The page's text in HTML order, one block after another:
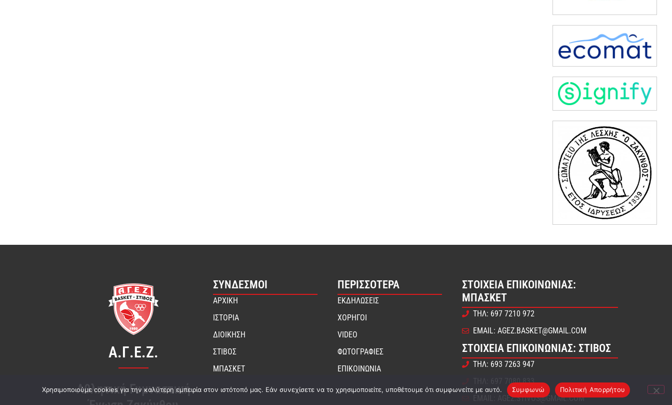
Α.Γ.Ε.Ζ.
Αθλητική Γυμναστική
ΣΎΝΔΕΣΜΟΙ
ΑΡΧΙΚΗ
ΙΣΤΟΡΙΑ
ΔΙΟΙΚΗΣΗ
ΣΤΙΒΟΣ
ΜΠΑΣΚΕΤ
ΠΕΡΙΣΣΟΤΕΡΑ
ΕΚΔΗΛΩΣΕΙΣ
ΧΟΡΗΓΟΙ
VIDEO
ΦΩΤΟΓΡΑΦΙΕΣ
ΕΠΙΚΟΙΝΩΝΙΑ
ΣΤΟΙΧΕΊΑ ΕΠΙΚΟΙΝΩΝΊΑΣ:
ΜΠΆΣΚΕΤ
ΤΗΛ: 697 7210 972
EMAIL: AGEZ.BASKET@GMAIL.COM
ΣΤΟΙΧΕΊΑ ΕΠΙΚΟΙΝΩΝΊΑΣ: ΣΤΊΒΟΣ
ΤΗΛ: 693 7263 947
ΤΗΛ: 697 7080 833
EMAIL: AGEZ.STIVOS@GMAIL.COM
Χρησιμοποιούμε cookies για την καλύτερη εμπειρία στον ιστότοπό μας. Εάν συνεχίσετε να το χρησιμοποιείτε, υποθέτουμε ότι συμφωνείτε με αυτό. Συμφωνώ Πολιτική Απορρήτου